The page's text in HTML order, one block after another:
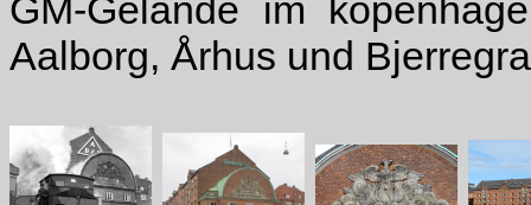
GM-Gelände im
Aalborg, Århus und